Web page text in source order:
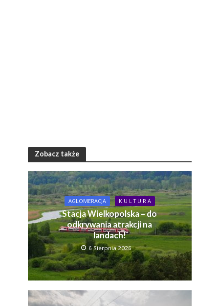
Zobacz także
AGLOMERACJA K U L T U R A
Stacja Wielkopolska – do
odkrywania atrakcji na
landach!
6 Sierpnia 2026